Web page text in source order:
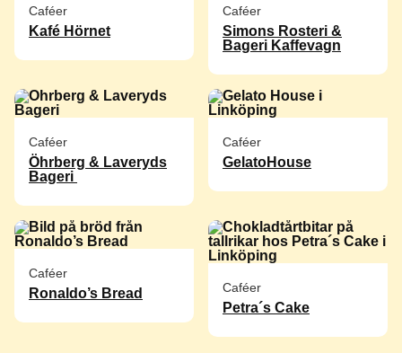
Caféer
Kafé Hörnet
Caféer
Simons Rosteri &
Bageri Kaffevagn
Caféer
Öhrberg & Laveryds
Bageri
Caféer
GelatoHouse
Caféer
Ronaldo’s Bread Caféer
Petra´s Cake